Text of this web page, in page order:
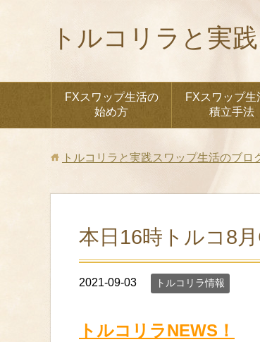
トルコリラと実
FXスワップ生活の
始め方
FXスワップ生
積立手法
トルコリラと実践スワップ生活のブロ
本日16時トルコ8
2021-09-03 トルコリラ情報
トルコリラNEWS！